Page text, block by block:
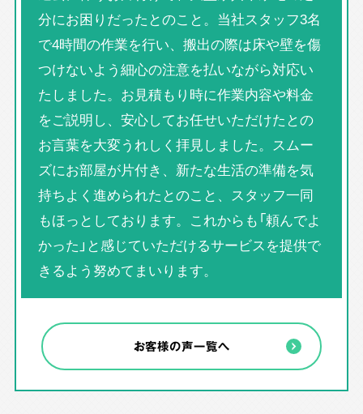
分にお困りだったとのこと。当社スタッフ3名
で4時間の作業を行い、搬出の際は床や壁を傷
つけないよう細心の注意を払いながら対応い
たしました。お見積もり時に作業内容や料金
をご説明し、安心してお任せいただけたとの
お言葉を大変うれしく拝見しました。スムー
ズにお部屋が片付き、新たな生活の準備を気
持ちよく進められたとのこと、スタッフ一同
もほっとしております。これからも「頼んでよ
かった」と感じていただけるサービスを提供で
きるよう努めてまいります。
お客様の声一覧へ